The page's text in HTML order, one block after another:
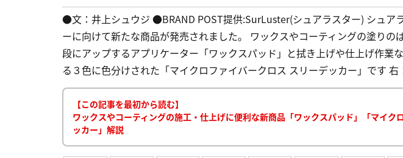
●文：井上シュウジ ●BRAND POST提供:SurLuster(シュアラスター) シュア
ーに向けて新たな商品が発売されました。 ワックスやコーティングの塗りの
段にアップするアプリケーター「ワックスパッド」と拭き上げや仕上げ作業
る３色に色分けされた「マイクロファイバークロス スリーデッカー」です
【この記事を最初から読む】
ワックスやコーティングの施工・仕上げに便利な新商品「ワックスパッド」「マイク
ッカー」解説